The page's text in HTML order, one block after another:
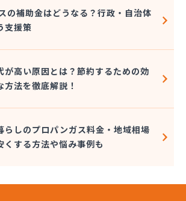
社
社本社
社
社
協同組合
会社
の補助金はどうなる？行政・自治体
支援策
が高い原因とは？節約するための効
方法を徹底解説！
らしのプロパンガス料金・地域相場
くする方法や悩み事例も